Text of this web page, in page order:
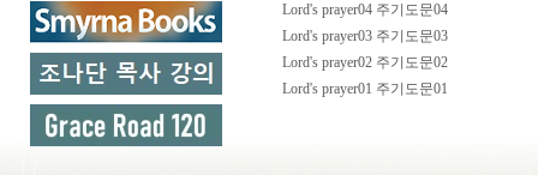
Lord's prayer04 주기도문04
Lord's prayer03 주기도문03
Lord's prayer02 주기도문02
Lord's prayer01 주기도문01